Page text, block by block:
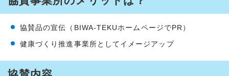
協賛品の宣伝（BIWA-TEKUホームページでPR）
健康づくり推進事業所としてイメージアップ